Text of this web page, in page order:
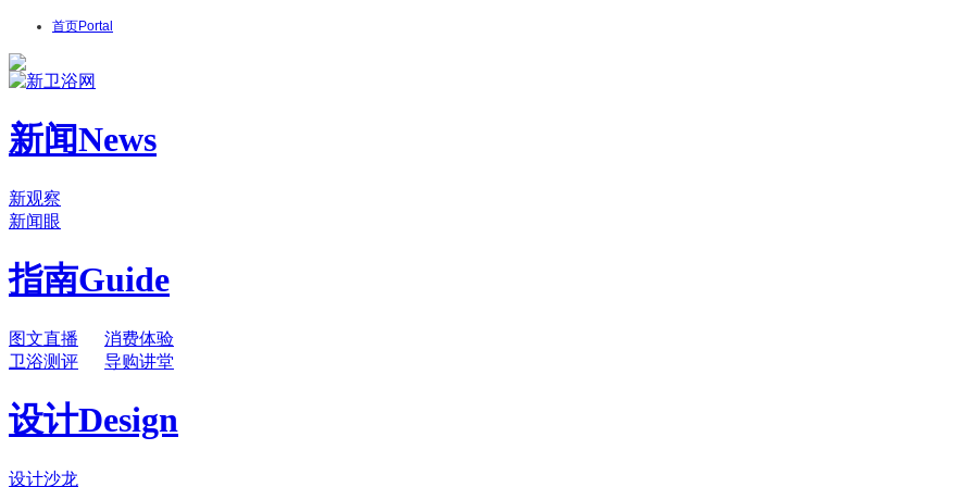
首页Portal
新闻News
新观察
新闻眼
指南Guide
图文直播
消费体验
卫浴测评
导购讲堂
设计Design
设计沙龙